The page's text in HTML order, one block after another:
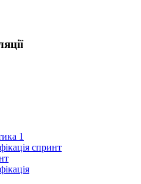
1
спринт